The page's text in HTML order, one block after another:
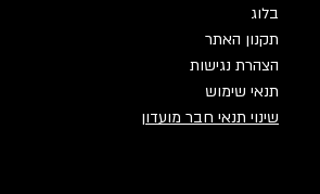
בלוג
תקנון האתר
הצהרת נגישות
תנאי שימוש
שינוי תנאי חבר מועדון